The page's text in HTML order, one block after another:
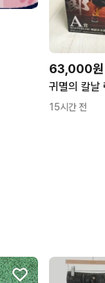
63,000원
15시간 전